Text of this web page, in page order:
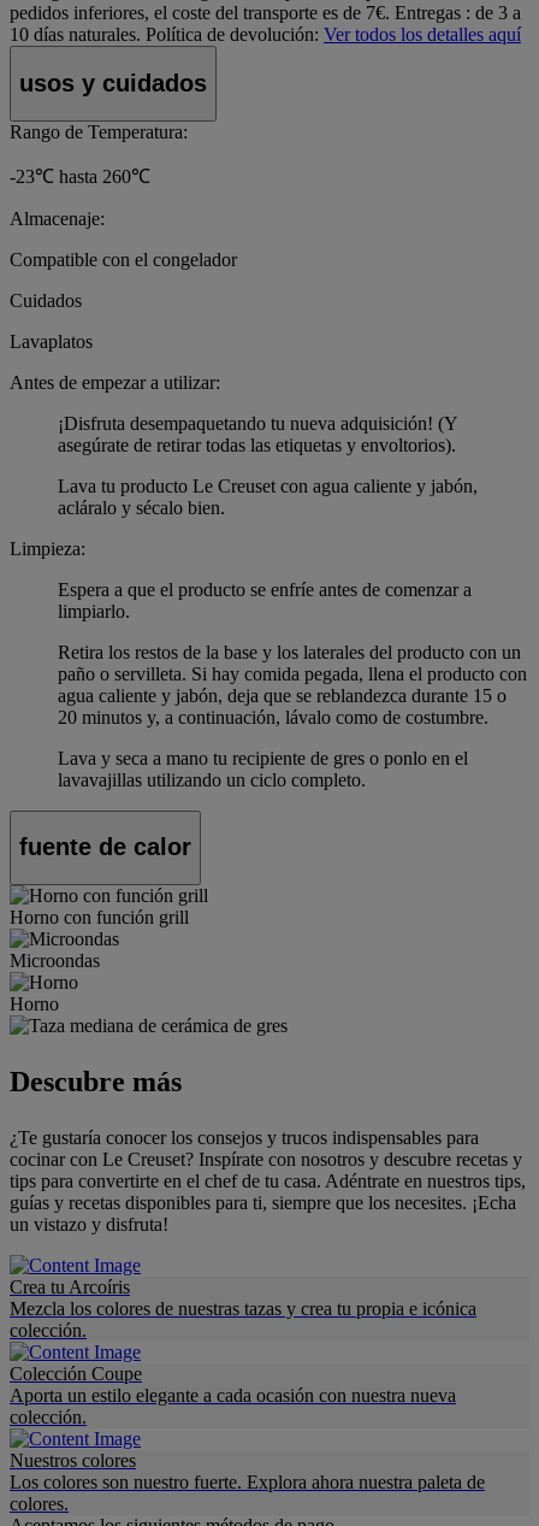
pedidos inferiores, el coste del transporte es de 7€. Entregas : de 3 a
10 días naturales. Política de devolución: Ver todos los detalles aquí
usos y cuidados
Rango de Temperatura:
-23℃ hasta 260℃
Almacenaje:
Compatible con el congelador
Cuidados
Lavaplatos
Antes de empezar a utilizar:
¡Disfruta desempaquetando tu nueva adquisición! (Y
asegúrate de retirar todas las etiquetas y envoltorios).
Lava tu producto Le Creuset con agua caliente y jabón,
acláralo y sécalo bien.
Limpieza:
Espera a que el producto se enfríe antes de comenzar a
limpiarlo.
Retira los restos de la base y los laterales del producto con un
paño o servilleta. Si hay comida pegada, llena el producto con
agua caliente y jabón, deja que se reblandezca durante 15 o
20 minutos y, a continuación, lávalo como de costumbre.
Lava y seca a mano tu recipiente de gres o ponlo en el
lavavajillas utilizando un ciclo completo.
fuente de calor
Horno con función grill
Microondas
Horno
Descubre más
¿Te gustaría conocer los consejos y trucos indispensables para
cocinar con Le Creuset? Inspírate con nosotros y descubre recetas y
tips para convertirte en el chef de tu casa. Adéntrate en nuestros tips,
guías y recetas disponibles para ti, siempre que los necesites. ¡Echa
un vistazo y disfruta!
Crea tu Arcoíris
Mezcla los colores de nuestras tazas y crea tu propia e icónica
colección.
Colección Coupe
Aporta un estilo elegante a cada ocasión con nuestra nueva
colección.
Nuestros colores
Los colores son nuestro fuerte. Explora ahora nuestra paleta de
colores.